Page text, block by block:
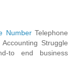
NumberTelephone
Struggle
to end business